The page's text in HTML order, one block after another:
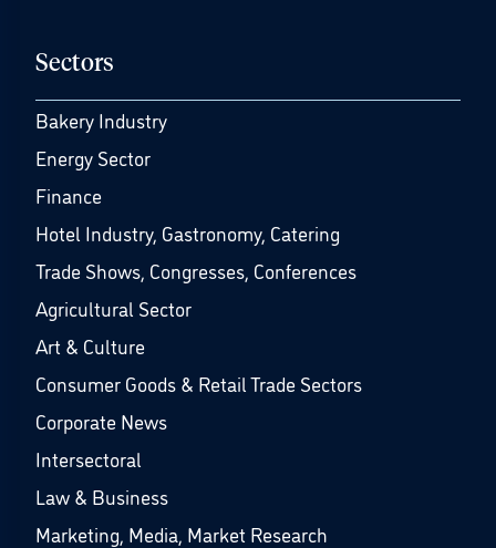
Sectors
Bakery Industry
Energy Sector
Finance
Hotel Industry, Gastronomy, Catering
Trade Shows, Congresses, Conferences
Agricultural Sector
Art & Culture
Consumer Goods & Retail Trade Sectors
Corporate News
Intersectoral
Law & Business
Marketing, Media, Market Research